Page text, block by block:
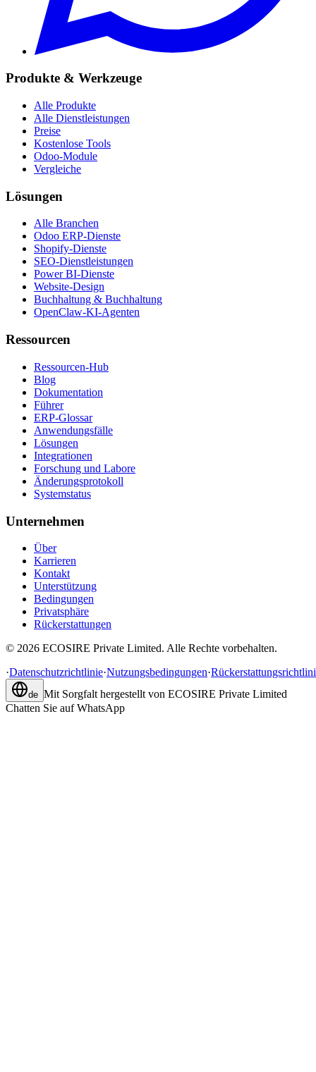
Produkte & Werkzeuge
Alle Produkte
Alle Dienstleistungen
Preise
Kostenlose Tools
Odoo-Module
Vergleiche
Lösungen
Alle Branchen
Odoo ERP-Dienste
Shopify-Dienste
SEO-Dienstleistungen
Power BI-Dienste
Website-Design
Buchhaltung & Buchhaltung
OpenClaw-KI-Agenten
Ressourcen
Ressourcen-Hub
Blog
Dokumentation
Führer
ERP-Glossar
Anwendungsfälle
Lösungen
Integrationen
Forschung und Labore
Änderungsprotokoll
Systemstatus
Unternehmen
Über
Karrieren
Kontakt
Unterstützung
Bedingungen
Privatsphäre
Rückerstattungen
© 2026 ECOSIRE Private Limited. Alle Rechte vorbehalten.
·Datenschutzrichtlinie·Nutzungsbedingungen·
de Mit Sorgfalt hergestellt von ECOSIRE Private Limited
Chatten Sie auf WhatsApp